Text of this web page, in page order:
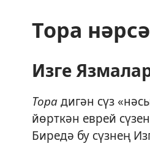
Тора
Изге
Торадигән сүз
йөрткән еврей
Биредә бу сүзнең